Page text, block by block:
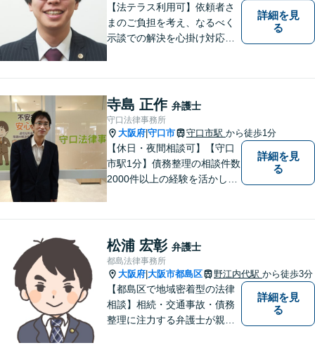
【法テラス利用可】依頼者さ
まのご負担を考え、なるべく
示談での解決を心掛け対応い
で頼れる弁護士を目指しま
す。【休日相談可】【今福鶴
見駅2分】
詳細を見
る
寺島 正作 弁護士
守口法律事務所
大阪府 守口市 守口市駅 から徒歩1分
【休日・夜間相談可】【守口
市駅1分】債務整理の相談件数
2000件以上の経験を活かし、
頼者様が不安を抱かないよう
に、わかりやすく的確なアド
バイスを心がけております。
詳細を見
る
松浦 宏彰 弁護士
都島法律事務所
大阪府 大阪市都島区 野江内代駅 から徒歩3分
【都島区で地域密着型の法律
相談】相続・交通事故・債務
整理に注力する弁護士が親身
詳細を見
る